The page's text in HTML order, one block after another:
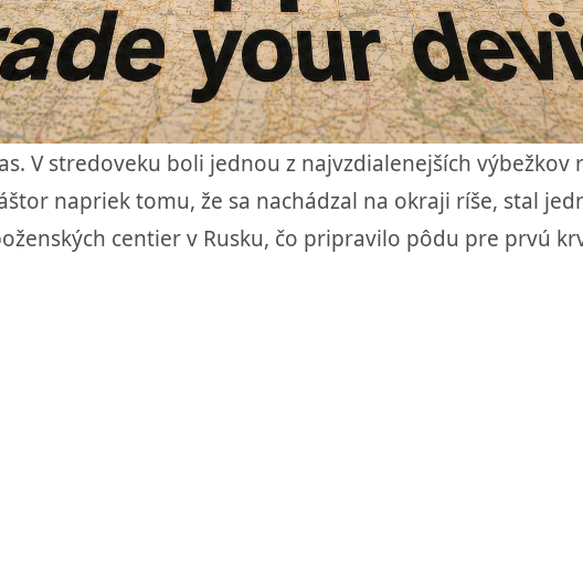
V stredoveku boli jednou z najvzdialenejších výbežkov
napriek tomu, že sa nachádzal na okraji ríše, stal
centier v Rusku, čo pripravilo pôdu pre prvú